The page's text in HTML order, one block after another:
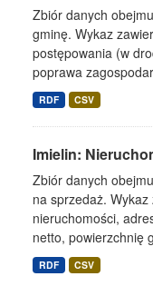
Zbiór danych
gminę. Wykaz
postępowania (w
poprawa
RDF CSV
Imielin:
Zbiór danych
na sprzedaż.
nieruchomości,
netto, powierzchnię
RDF CSV